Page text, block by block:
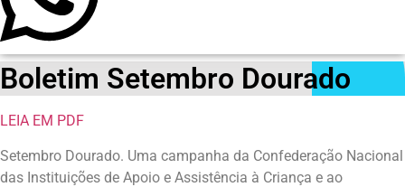
Boletim Setembro Dourado
LEIA EM PDF
Setembro Dourado. Uma campanha da Confederação Nacional
das Instituições de Apoio e Assistência à Criança e ao